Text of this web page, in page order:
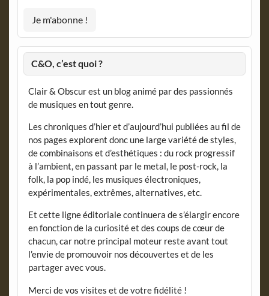
C&O, c’est quoi ?
Clair & Obscur est un blog animé par des passionnés
de musiques en tout genre.
Les chroniques d’hier et d’aujourd’hui publiées au fil de
nos pages explorent donc une large variété de styles,
de combinaisons et d’esthétiques : du rock progressif
à l’ambient, en passant par le metal, le post-rock, la
folk, la pop indé, les musiques électroniques,
expérimentales, extrêmes, alternatives, etc.
Et cette ligne éditoriale continuera de s’élargir encore
en fonction de la curiosité et des coups de cœur de
chacun, car notre principal moteur reste avant tout
l’envie de promouvoir nos découvertes et de les
partager avec vous.
Merci de vos visites et de votre fidélité !